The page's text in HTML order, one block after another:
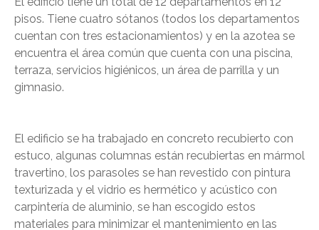
pisos. Tiene cuatro sótanos (todos los departamentos
cuentan con tres estacionamientos) y en la azotea se
encuentra el área común que cuenta con una piscina,
terraza, servicios higiénicos, un área de parrilla y un
gimnasio.
El edificio se ha trabajado en concreto recubierto con
estuco, algunas columnas están recubiertas en mármol
travertino, los parasoles se han revestido con pintura
texturizada y el vidrio es hermético y acústico con
carpintería de aluminio, se han escogido estos
materiales para minimizar el mantenimiento en las
ENVIAR